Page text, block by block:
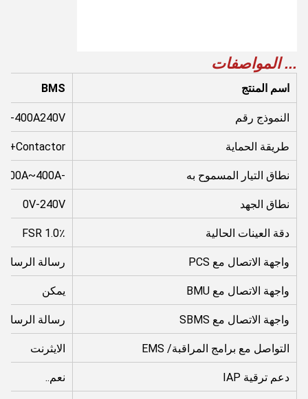
... المواصفات
اسم المنتج BMS
النموذج رقم 3-400A240V
طريقة الحماية
نطاق التيار المسموح به -400A~400A
نطاق الجهد 0V-240V
دقة العينات الحالية 1.0٪ FSR
واجهة الاتصال مع PCS رسالة الرسائل
واجهة الاتصال مع BMU يمكن
واجهة الاتصال مع SBMS رسالة الرسائل
التواصل مع برامج المراقبة/ EMS الايثرنت
دعم ترقية IAP نعم..